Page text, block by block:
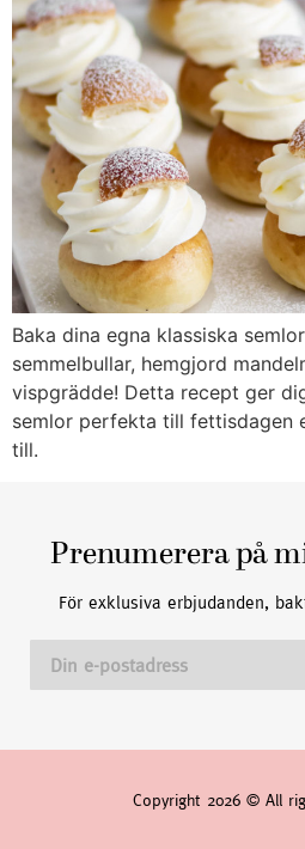
Baka dina egna klassiska
semmelbullar, hemgjord
vispgrädde! Detta recept ger
semlor perfekta till fettisdagen
till.
Prenumerera på
För exklusiva erbjudanden,
Copyright 2026 © All